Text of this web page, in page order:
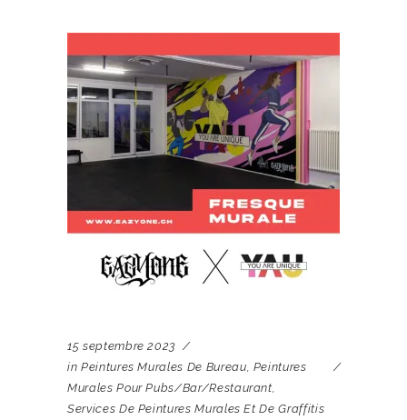
15 septembre 2023
in Peintures Murales De Bureau, Peintures
Murales Pour Pubs/bar/restaurant,
Services De Peintures Murales Et De Graffitis